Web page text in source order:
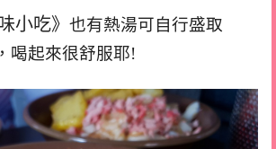
小吃》 也有熱湯可自行盛取
喝起來很舒服耶!